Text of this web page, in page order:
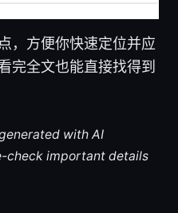
，方便你快速定位并应
完全文也能直接找得到
with AI
check important details